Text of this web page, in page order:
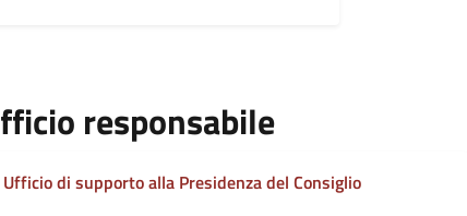
responsabile
Ufficio di supporto alla Presidenza del Consiglio